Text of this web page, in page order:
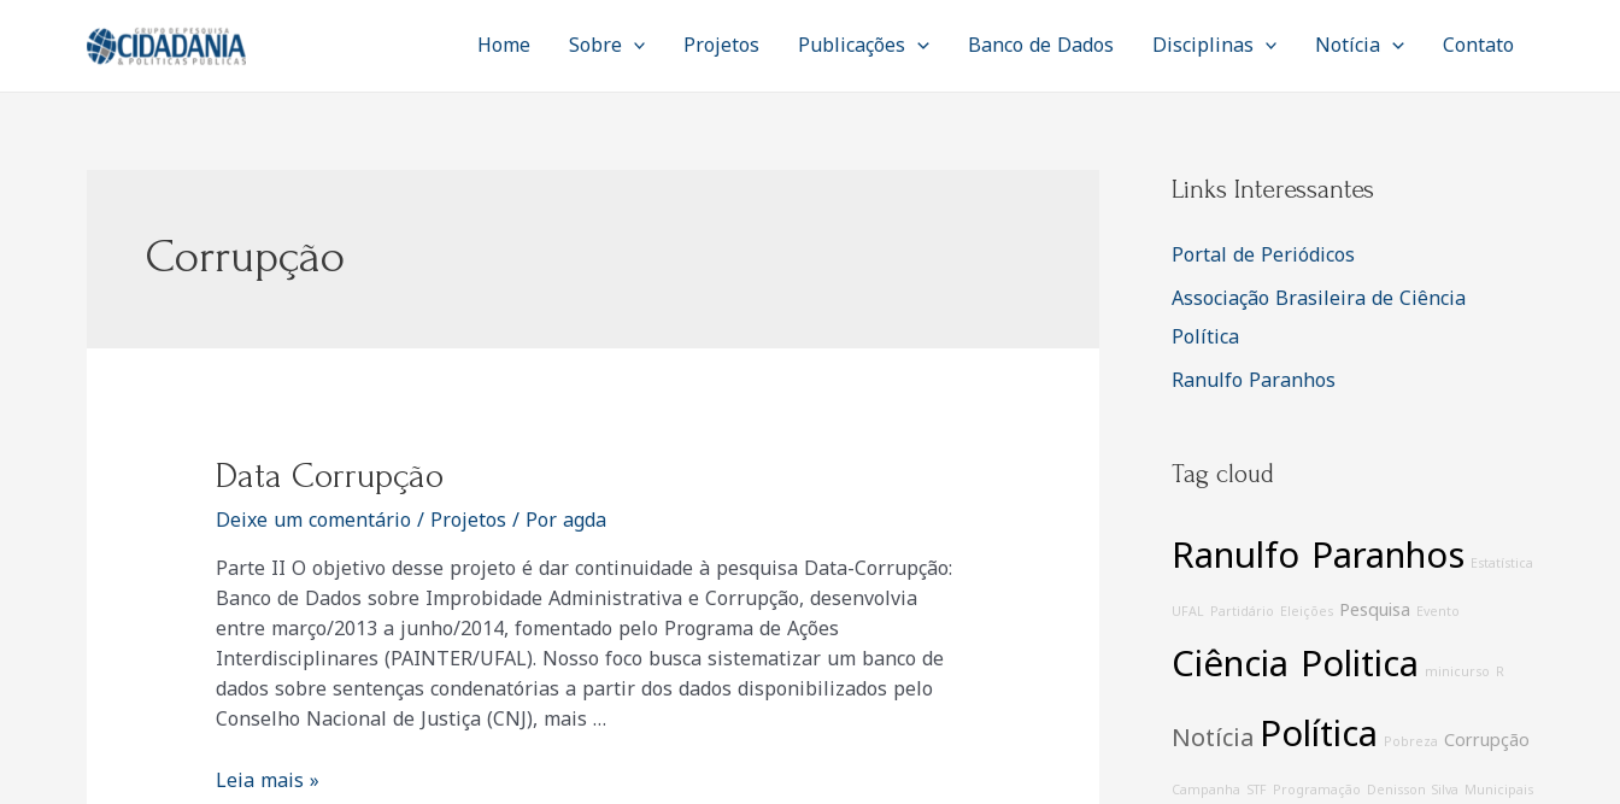
Home Sobre Projetos Publicações Banco de Dados Disciplinas Notícia Contato
Corrupção
Data Corrupção
Deixe um comentário/Projetos/ Poragda
Parte II O objetivo desse projeto é dar continuidade à pesquisa Data-Corrupção:
Banco de Dados sobre Improbidade Administrativa e Corrupção, desenvolvia
entre março/2013 a junho/2014, fomentado pelo Programa de Ações
Interdisciplinares (PAINTER/UFAL). Nosso foco busca sistematizar um banco de
dados sobre sentenças condenatórias a partir dos dados disponibilizados pelo
Conselho Nacional de Justiça (CNJ), mais …
Data
Leia mais »
Links Interessantes
Portal de Periódicos
Associação Brasileira de Ciência
Política
Ranulfo Paranhos
Tag cloud
Ranulfo Paranhos Estatística
UFAL Partidário Eleições Pesquisa Evento
Ciência Politica minicurso R
Notícia Política Pobreza Corrupção
Campanha STF Programação Denisson Silva Municipais